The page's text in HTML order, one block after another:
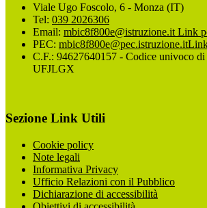
Viale Ugo Foscolo, 6 - Monza (IT)
Tel: 039 2026306
Email: mbic8f800e@istruzione.it Link
PEC: mbic8f800e@pec.istruzione.it
C.F.: 94627640157 - Codice univoco di
UFJLGX
Sezione Link Utili
Cookie policy
Note legali
Informativa Privacy
Ufficio Relazioni con il Pubblico
Dichiarazione di accessibilità